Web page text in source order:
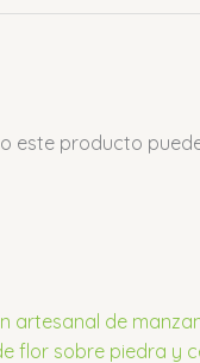
este producto